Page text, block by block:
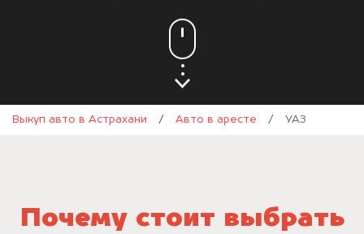
Выкуп авто в Астрахани / Авто в аресте / УАЗ
Почему стоит выбрать